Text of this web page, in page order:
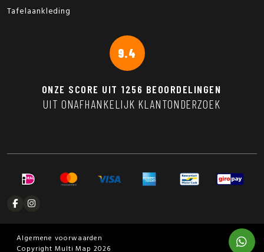
Tafelaankleding
9.4
ONZE SCORE UIT 1256 BEOORDELINGEN
UIT ONAFHANKELIJK KLANTONDERZOEK
Algemene voorwaarden
Copyright Multi Map 2026